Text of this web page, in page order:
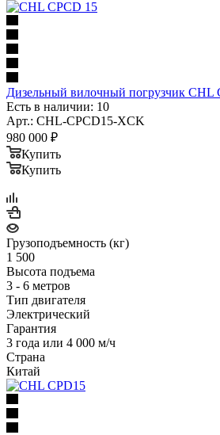
Дизельный вилочный погрузчик CHL
Есть в наличии: 10
Арт.: CHL-CPCD15-XCK
980 000 ₽
Купить
Купить
Грузоподъемность (кг)
1 500
Высота подъема
3 - 6 метров
Тип двигателя
Электрический
Гарантия
3 года или 4 000 м/ч
Страна
Китай